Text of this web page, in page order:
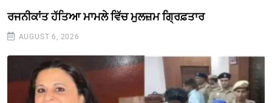
ਰਜਨੀਕਾਂਤ ਹੱਤਿਆ ਮਾਮਲੇ ਵਿੱਚ ਮੁਲਜ਼ਮ ਗ੍ਰਿਫ਼ਤਾਰ
AUGUST 6, 2026